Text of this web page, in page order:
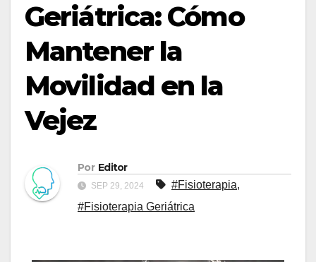
Geriátrica: Cómo
Mantener la
Movilidad en la
Vejez
Por Editor
SEP 29, 2024 #Fisioterapia,
#Fisioterapia Geriátrica